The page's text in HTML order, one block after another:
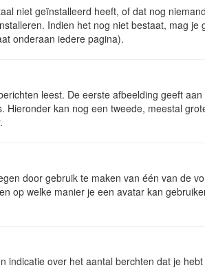
niet geïnstalleerd heeft, of dat nog
Indien het nog niet bestaat, mag
onderaan iedere pagina).
leest. De eerste afbeelding geeft
kan nog een tweede, meestal
door gebruik te maken van één van de
op welke manier je een avatar kan
over het aantal berchten dat je